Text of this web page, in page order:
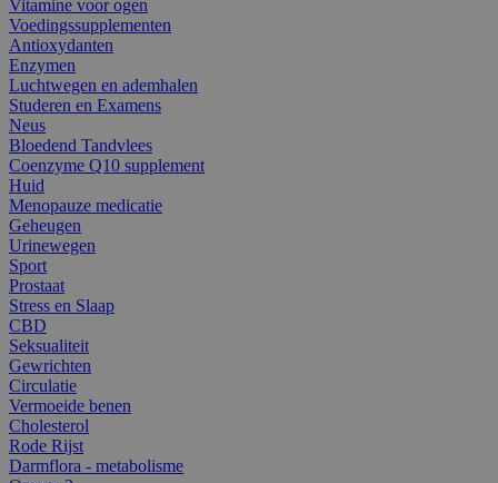
Vitamine voor ogen
Voedingssupplementen
Antioxydanten
Enzymen
Luchtwegen en ademhalen
Studeren en Examens
Neus
Bloedend Tandvlees
Coenzyme Q10 supplement
Huid
Menopauze medicatie
Geheugen
Urinewegen
Sport
Prostaat
Stress en Slaap
CBD
Seksualiteit
Gewrichten
Circulatie
Vermoeide benen
Cholesterol
Rode Rijst
Darmflora - metabolisme